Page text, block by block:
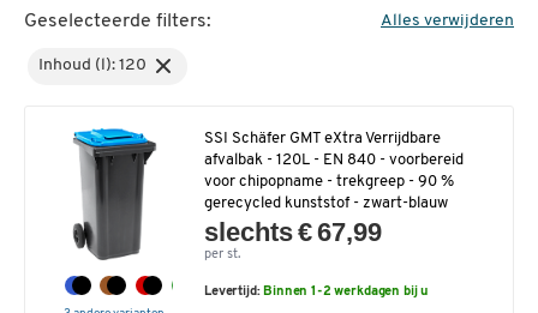
Geselecteerde filters: Alles verwijderen
Inhoud (l): 120
SSI Schäfer GMT eXtra Verrijdbare
afvalbak - 120L - EN 840 - voorbereid
voor chipopname - trekgreep - 90 %
gerecycled kunststof - zwart-blauw
slechts € 67,99
per st.
Levertijd: Binnen 1-2 werkdagen bij u